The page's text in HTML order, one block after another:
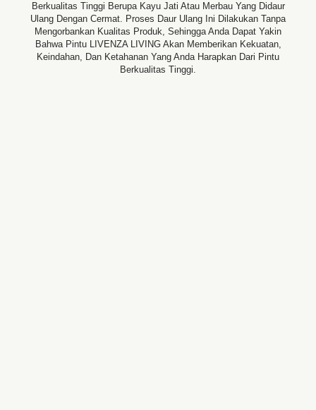
Berkualitas Tinggi Berupa Kayu Jati Atau Merbau Yang Didaur
Ulang Dengan Cermat. Proses Daur Ulang Ini Dilakukan Tanpa
Mengorbankan Kualitas Produk, Sehingga Anda Dapat Yakin
Bahwa Pintu LIVENZA LIVING Akan Memberikan Kekuatan,
Keindahan, Dan Ketahanan Yang Anda Harapkan Dari Pintu
Berkualitas Tinggi.